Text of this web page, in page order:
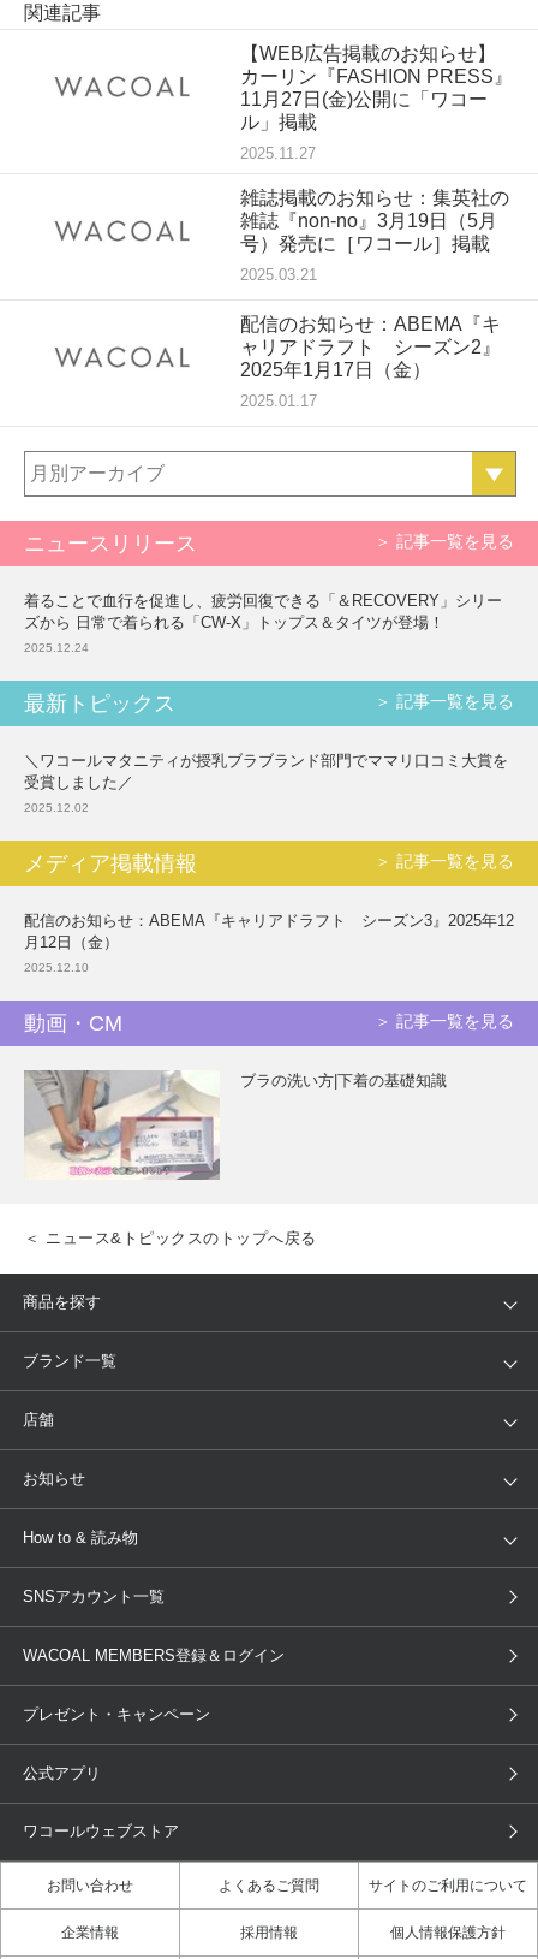
お問い合わせ
よくあるご質問
関連記事
【WEB広告掲載のお知らせ】
カーリン『FASHION PRESS』
11月27日(金)公開に「ワコー
ル」掲載
2025.11.27
雑誌掲載のお知らせ：集英社の
雑誌『non-no』3月19日（5月
号）発売に［ワコール］掲載
2025.03.21
配信のお知らせ：ABEMA『キ
ャリアドラフト シーズン2』
2025年1月17日（金）
2025.01.17
月別アーカイブ
ニュースリリース ＞ 記事一覧を見る
着ることで血行を促進し、疲労回復できる「＆RECOVERY」シリー
ズから 日常で着られる「CW-X」トップス＆タイツが登場！
2025.12.24
最新トピックス ＞ 記事一覧を見る
＼ワコールマタニティが授乳ブラブランド部門でママリ口コミ大賞を
受賞しました／
2025.12.02
メディア掲載情報 ＞ 記事一覧を見る
配信のお知らせ：ABEMA『キャリアドラフト シーズン3』2025年12
月12日（金）
2025.12.10
動画・CM ＞ 記事一覧を見る
ブラの洗い方|下着の基礎知識
＜ ニュース&トピックスのトップへ戻る
商品を探す
アイテム
トピックス
ブランド一覧
WACOAL
AMPHI une nana cool
OUR WACOAL
WACOAL Remamma
Licensed Brands
店舗
店舗を探す
ブラ無料診断
3Dボディスキャン
お知らせ
新着情報
商品回収
ニュース＆トピックス
How to & 読み物
下着の基礎知識
ブラパン ワコールスタイル
大人の工場見学inベトナム 人間科学研究開発センター見学
店舗体験記（マンガ）
ワコールカルネアプリ使い方ガイ
3Dボディスキャン体験（マンガ）
SNSアカウント一覧
WACOAL MEMBERS登録＆ログイン
プレゼント・キャンペーン
公式アプリ
ワコールウェブストア
お問い合わせ よくあるご質問 サイトのご利用について
企業情報 採用情報 個人情報保護方針